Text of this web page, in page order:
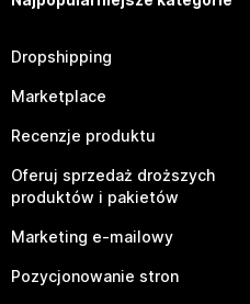
Dropshipping
Marketplace
Recenzje produktu
Oferuj sprzedaż droższych
produktów i pakietów
Marketing e-mailowy
Pozycjonowanie stron